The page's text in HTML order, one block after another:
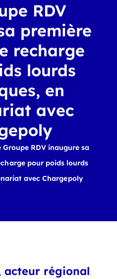
RDV
première
recharge
lourds
en
avec
Groupe RDV inaugure sa
pour poids lourds
avec Chargepoly
acteur régional